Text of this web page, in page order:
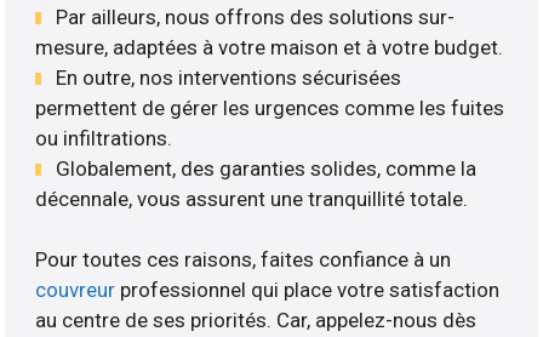
Par ailleurs, nous offrons des solutions sur-
mesure, adaptées à votre maison et à votre budget.
En outre, nos interventions sécurisées
permettent de gérer les urgences comme les fuites
ou infiltrations.
Globalement, des garanties solides, comme la
décennale, vous assurent une tranquillité totale.
Pour toutes ces raisons, faites confiance à un
couvreur professionnel qui place votre satisfaction
au centre de ses priorités. Car, appelez-nous dès